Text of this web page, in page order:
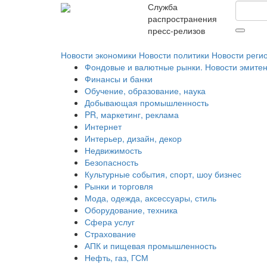
Служба
распространения
пресс-релизов
Новости экономики Новости политики Новости
Фондовые и валютные рынки. Новости
Финансы и банки
Обучение, образование, наука
Добывающая промышленность
PR, маркетинг, реклама
Интернет
Интерьер, дизайн, декор
Недвижимость
Безопасность
Культурные события, спорт, шоу бизнес
Рынки и торговля
Мода, одежда, аксессуары, стиль
Оборудование, техника
Сфера услуг
Страхование
АПК и пищевая промышленность
Нефть, газ, ГСМ